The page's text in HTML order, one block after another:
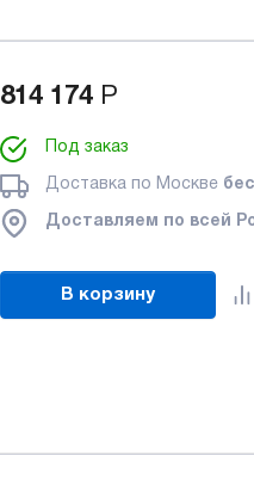
814 174 Р
Под заказ
Доставка по Москве
Доставляем по всей
В корзину